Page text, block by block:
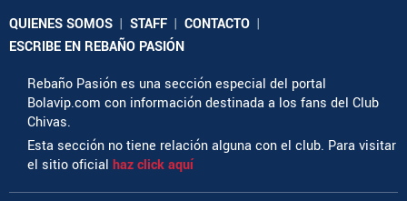
QUIENES SOMOS | STAFF | CONTACTO |
ESCRIBE EN REBAÑO PASIÓN
Rebaño Pasión es una sección especial del portal
Bolavip.com con información destinada a los fans del Club
Chivas.
Esta sección no tiene relación alguna con el club. Para visitar
el sitio oficial haz click aquí